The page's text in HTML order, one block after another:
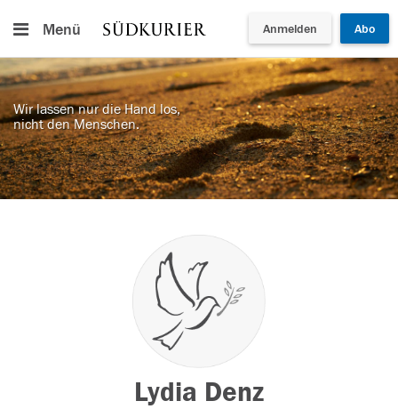
Menü Anmelden Abo
Wir lassen nur die Hand los,
nicht den Menschen.
Lydia Denz